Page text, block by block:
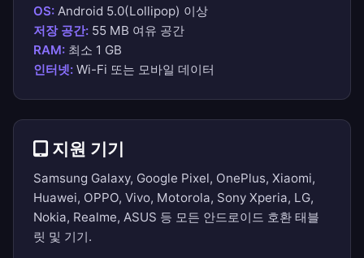
OS: Android 5.0(Lollipop) 이상
저장 공간: 55 MB 여유 공간
RAM: 최소 1 GB
인터넷: Wi-Fi 또는 모바일 데이터
지원 기기
Samsung Galaxy, Google Pixel, OnePlus, Xiaomi,
Huawei, OPPO, Vivo, Motorola, Sony Xperia, LG,
Nokia, Realme, ASUS 등 모든 안드로이드 호환 태블
릿 및 기기.